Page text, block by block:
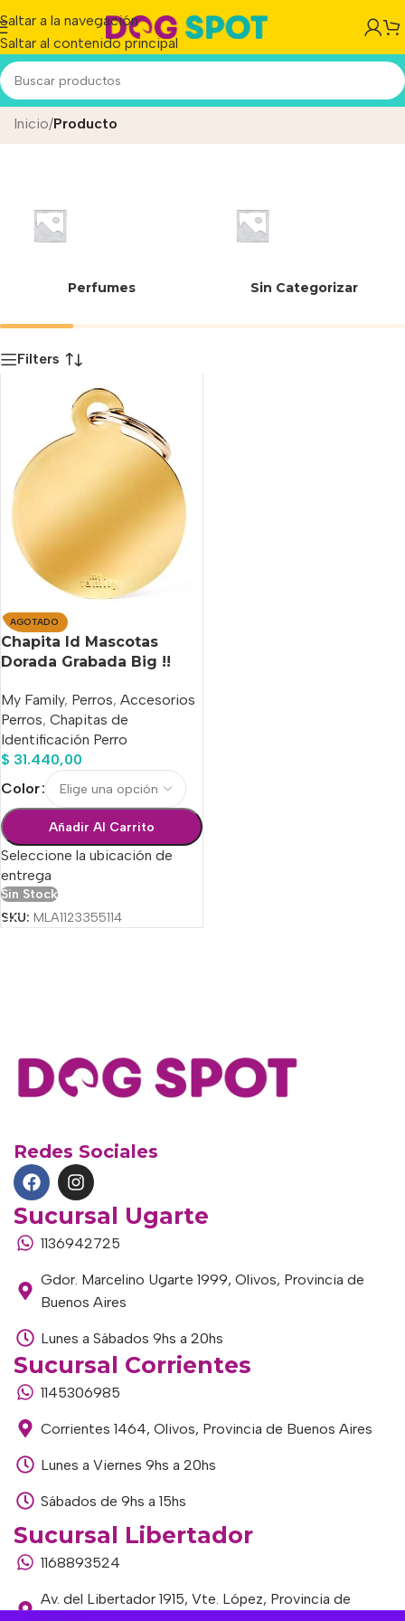
Saltar a la navegación
Saltar al contenido principal
REDONDA DORADA BIG
Inicio/Producto
Perfumes Sin Categorizar
Filters
AGOTADO
Chapita Id Mascotas
Dorada Grabada Big !!
My Family, Perros, Accesorios
Perros, Chapitas de
Identificación Perro
$ 31.440,00
Color
Añadir Al Carrito
Seleccione la ubicación de
entrega
Sin Stock
SKU: MLA1123355114
Redes Sociales
Sucursal Ugarte
1136942725
Gdor. Marcelino Ugarte 1999, Olivos, Provincia de
Buenos Aires
Lunes a Sábados 9hs a 20hs
Sucursal Corrientes
1145306985
Corrientes 1464, Olivos, Provincia de Buenos Aires
Lunes a Viernes 9hs a 20hs
Sábados de 9hs a 15hs
Sucursal Libertador
1168893524
Av. del Libertador 1915, Vte. López, Provincia de